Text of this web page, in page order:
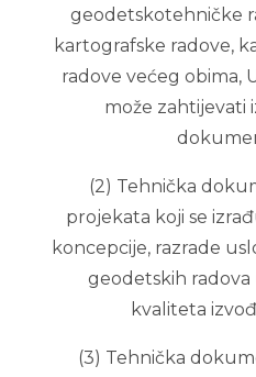
geodetskotehničke
kartografske radove,
radove većeg obima,
može zahtijevati
(2) Tehnička
projekata koji se
koncepcije, razrade
geodetskih
kvaliteta
(3) Tehnička